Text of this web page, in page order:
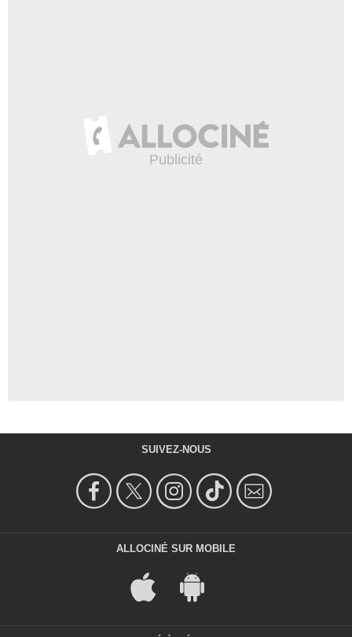
SUIVEZ-NOUS
ALLOCINÉ SUR MOBILE